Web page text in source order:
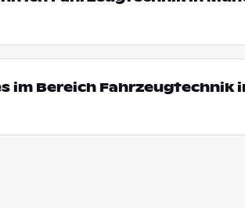
im Bereich Fahrzeugtechnik